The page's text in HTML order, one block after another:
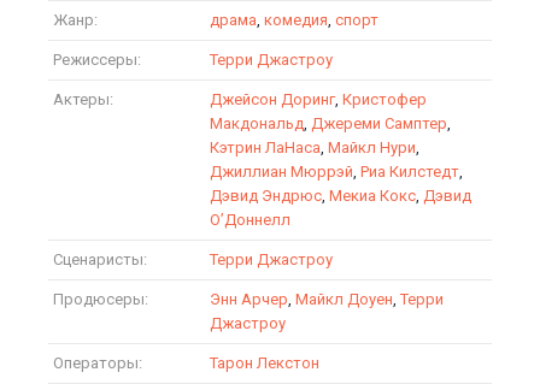
Жанр: драма, комедия, спорт
Режиссеры: Терри Джастроу
Актеры: Джейсон Доринг, Кристофер
Макдональд, Джереми Самптер,
Кэтрин ЛаНаса, Майкл Нури,
Джиллиан Мюррэй, Риа Килстедт,
Дэвид Эндрюс, Мекиа Кокс, Дэвид
О’Доннелл
Сценаристы: Терри Джастроу
Продюсеры: Энн Арчер, Майкл Доуен,Терри
Джастроу
Операторы: Тарон Лекстон